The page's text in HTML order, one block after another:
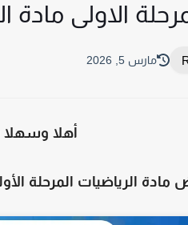
الاولى مادة
مارس 5, 2026
أهلا وسهلا
مادة الرياضيات المرحلة